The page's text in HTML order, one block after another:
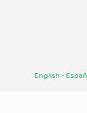
English -